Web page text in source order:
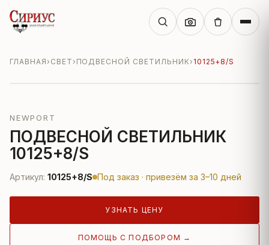
ГЛАВНАЯ› СВЕТ› ПОДВЕСНОЙ СВЕТИЛЬНИК› 10125+8/S
NEWPORT
ПОДВЕСНОЙ СВЕТИЛЬНИК
10125+8/S
Артикул: 10125+8/S Под заказ · привезём за 3–10 дней
УЗНАТЬ ЦЕНУ
ПОМОЩЬ С ПОДБОРОМ →